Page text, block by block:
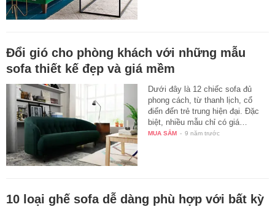
Đổi gió cho phòng khách với những mẫu
sofa thiết kế đẹp và giá mềm
Dưới đây là 12 chiếc sofa đủ
phong cách, từ thanh lịch, cổ
điển đến trẻ trung hiện đại. Đặc
biệt, nhiều mẫu chỉ có giá…
MUA SẮM - 9 năm trước
10 loại ghế sofa dễ dàng phù hợp với bất kỳ